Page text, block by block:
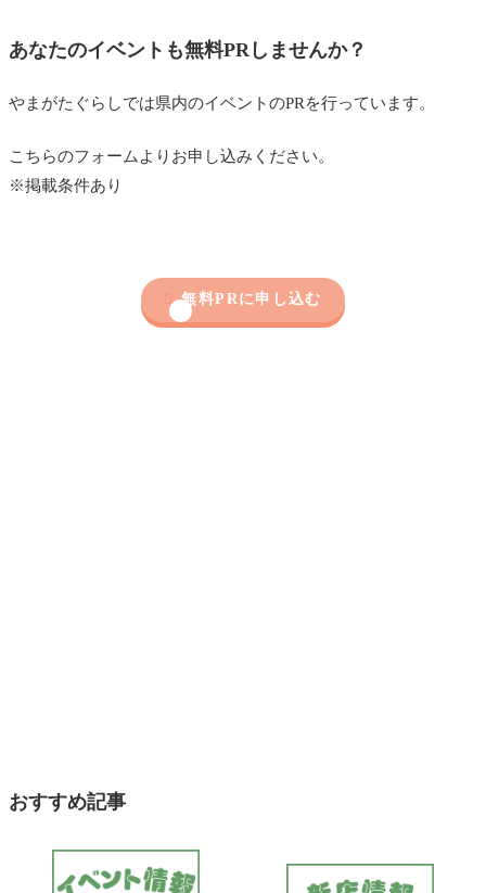
あなたのイベントも無料PRしませんか？
やまがたぐらしでは県内のイベントのPRを行っています。
こちらのフォームよりお申し込みください。
※掲載条件あり
 無料PRに申し込む
おすすめ記事